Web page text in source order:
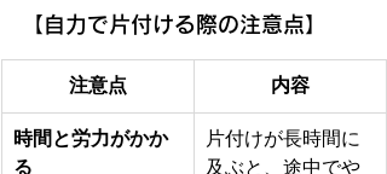
【自力で片付ける際の注意点】
注意点 内容
時間と労力がかか
る
片付けが長時間に
及ぶと、途中でや